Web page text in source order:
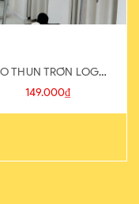
THUN TRƠN LOGO
SAU
149.000₫